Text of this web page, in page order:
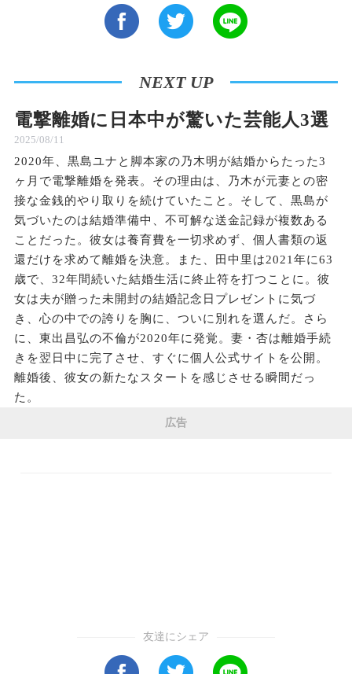
NEXT UP
電撃離婚に日本中が驚いた芸能人3選
2025/08/11
2020年、黒島ユナと脚本家の乃木明が結婚からたった3
ヶ月で電撃離婚を発表。その理由は、乃木が元妻との密
接な金銭的やり取りを続けていたこと。そして、黒島が
気づいたのは結婚準備中、不可解な送金記録が複数ある
ことだった。彼女は養育費を一切求めず、個人書類の返
還だけを求めて離婚を決意。また、田中里は2021年に63
歳で、32年間続いた結婚生活に終止符を打つことに。彼
女は夫が贈った未開封の結婚記念日プレゼントに気づ
き、心の中での誇りを胸に、ついに別れを選んだ。さら
に、東出昌弘の不倫が2020年に発覚。妻・杏は離婚手続
きを翌日中に完了させ、すぐに個人公式サイトを公開。
離婚後、彼女の新たなスタートを感じさせる瞬間だっ
た。
広告
友達にシェア